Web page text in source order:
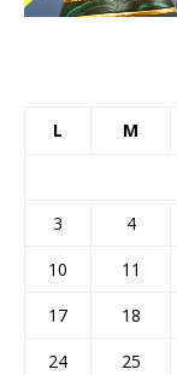
L M
3
4
10
11
17
18
24
25